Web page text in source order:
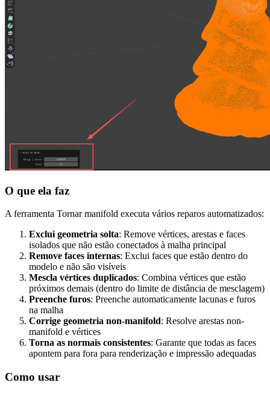
O que ela faz
A ferramenta Tornar manifold executa vários reparos automatizados:
Exclui geometria solta: Remove vértices, arestas e faces
isolados que não estão conectados à malha principal
Remove faces internas: Exclui faces que estão dentro do
modelo e não são visíveis
Mescla vértices duplicados: Combina vértices que estão
próximos demais (dentro do limite de distância de mesclagem)
Preenche furos: Preenche automaticamente lacunas e furos
na malha
Corrige geometria non-manifold: Resolve arestas non-
manifold e vértices
Torna as normais consistentes: Garante que todas as faces
apontem para fora para renderização e impressão adequadas
Como usar